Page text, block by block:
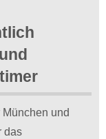
und
das